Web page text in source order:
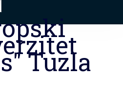
Tuzla